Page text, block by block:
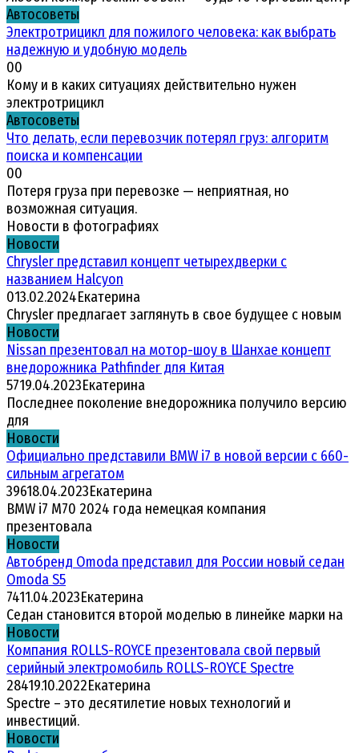
Автосоветы
Электротрицикл для пожилого человека: как выбрать
надежную и удобную модель
00
Кому и в каких ситуациях действительно нужен
электротрицикл
Автосоветы
Что делать, если перевозчик потерял груз: алгоритм
поиска и компенсации
00
Потеря груза при перевозке — неприятная, но
возможная ситуация.
Новости в фотографиях
Новости
Chrysler представил концепт четырехдверки с
названием Halcyon
013.02.2024Екатерина
Chrysler предлагает заглянуть в свое будущее с новым
Новости
Nissan презентовал на мотор-шоу в Шанхае концепт
внедорожника Pathfinder для Китая
5719.04.2023Екатерина
Последнее поколение внедорожника получило версию
для
Новости
Официально представили BMW i7 в новой версии с 660-
сильным агрегатом
39618.04.2023Екатерина
BMW i7 M70 2024 года немецкая компания
презентовала
Новости
Автобренд Omoda представил для России новый седан
Omoda S5
7411.04.2023Екатерина
Седан становится второй моделью в линейке марки на
Новости
Компания ROLLS-ROYCE презентовала свой первый
серийный электромобиль ROLLS-ROYCE Spectre
28419.10.2022Екатерина
Spectre – это десятилетие новых технологий и
инвестиций.
Новости